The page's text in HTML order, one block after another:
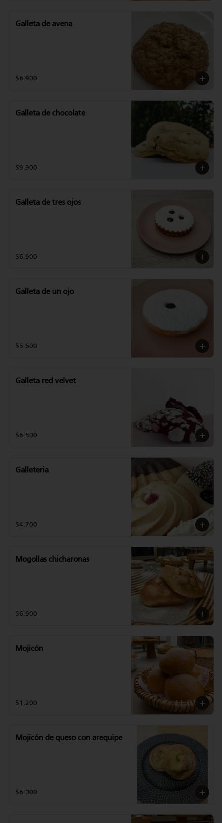
Galleta de avena
$6.900
Galleta de chocolate
$9.900
Galleta de tres ojos
$6.900
Galleta de un ojo
$5.600
Galleta red velvet
$6.500
Galleteria
$4.700
Mogollas chicharonas
$6.900
Mojicón
$1.200
Mojicón de queso con arequipe
$6.000